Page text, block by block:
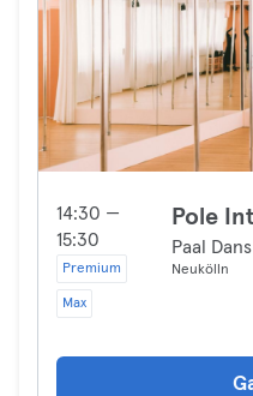
14:30 —
15:30
Premium
Max
Pole
Paal Dans
Neukölln